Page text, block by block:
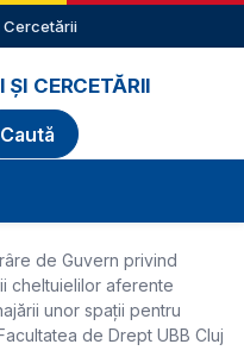
Cercetării
ȘI CERCETĂRII
de Guvern privind
cheltuielilor aferente
unor spații pentru
de Drept UBB Cluj